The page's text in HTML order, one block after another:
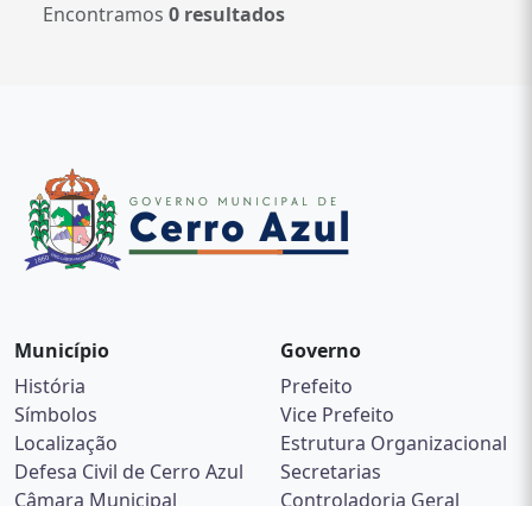
Encontramos 0 resultados
Município
História
Símbolos
Localização
Defesa Civil de Cerro Azul
Câmara Municipal
Governo
Prefeito
Vice Prefeito
Estrutura Organizacional
Secretarias
Controladoria Geral